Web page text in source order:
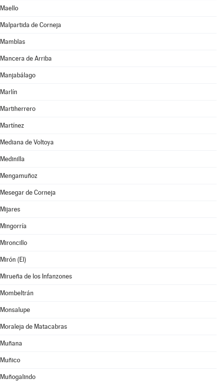
Maello
Malpartida de Corneja
Mamblas
Mancera de Arriba
Manjabálago
Marlín
Martiherrero
Martínez
Mediana de Voltoya
Medinilla
Mengamuñoz
Mesegar de Corneja
Mijares
Mingorría
Mironcillo
Mirón (El)
Mirueña de los Infanzones
Mombeltrán
Monsalupe
Moraleja de Matacabras
Muñana
Muñico
Muñogalindo